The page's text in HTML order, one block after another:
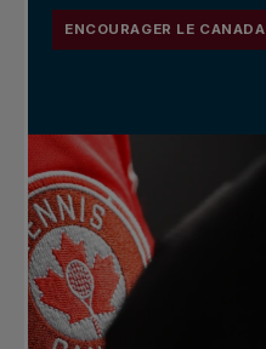
ENCOURAGER LE CANADA